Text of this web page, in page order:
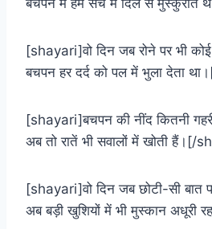
बचपन में हम सच में दिल से मुस्कुराते
[shayari]वो दिन जब रोने पर भी
बचपन हर दर्द को पल में भुला देता
[shayari]बचपन की नींद कितनी
अब तो रातें भी सवालों में खोती हैं।[/
[shayari]वो दिन जब छोटी-सी बात
अब बड़ी खुशियों में भी मुस्कान अधूरी